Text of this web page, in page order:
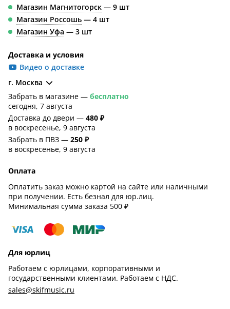
Магазин Магнитогорск — 9 шт
Магазин Россошь — 4 шт
Магазин Уфа — 3 шт
Доставка и условия
Видео о доставке
г. Москва
Забрать в магазине — бесплатно
сегодня, 7 августа
Доставка до двери — 480 ₽
в воскресенье, 9 августа
Забрать в ПВЗ — 250 ₽
в воскресенье, 9 августа
Оплата
Оплатить заказ можно картой на сайте или наличными
при получении. Есть безнал для юр.лиц.
Минимальная сумма заказа 500 ₽
Для юрлиц
Работаем с юрлицами, корпоративными и
государственными клиентами. Работаем с НДС.
sales@skifmusic.ru